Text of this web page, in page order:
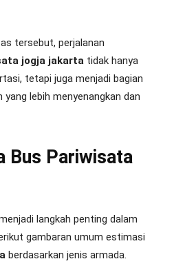
tersebut, perjalanan
jogja jakarta tidak hanya
tetapi juga menjadi bagian
yang lebih menyenangkan dan
Bus Pariwisata
langkah penting dalam
gambaran umum estimasi
berdasarkan jenis armada.